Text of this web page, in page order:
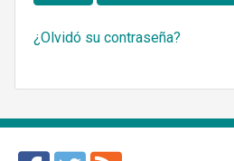
¿Olvidó su contraseña?